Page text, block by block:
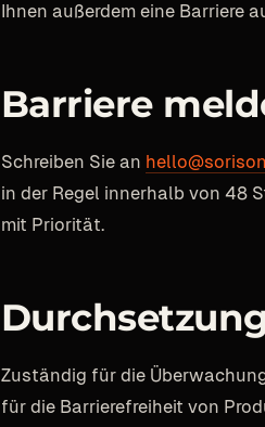
Ihnen außerdem eine Barriere
Barriere
Schreiben Sie an
in der Regel innerhalb von 48
mit Priorität.
Zuständig für die
für die Barrierefreiheit von